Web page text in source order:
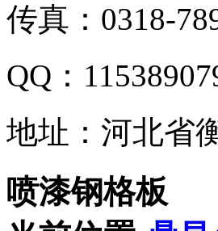
传真：0318-
QQ：
地址：河北省
喷漆钢格板